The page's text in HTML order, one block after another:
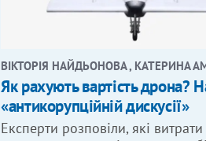
ВІКТОРІЯ НАЙДЬОНОВА , КАТЕРИНА
Як рахують вартість дрона?
«антикорупційній дискусії»
Експерти розповіли, які витрати